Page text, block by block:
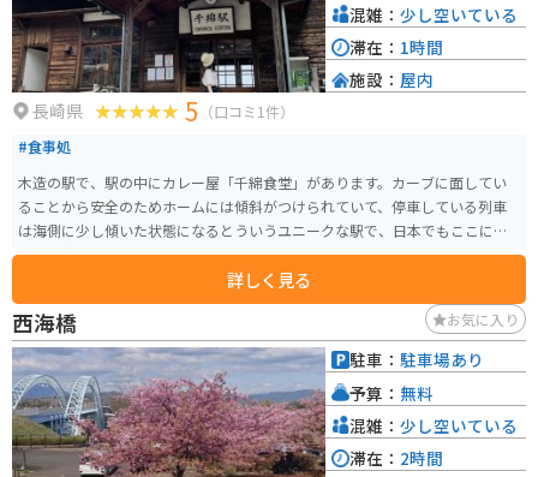
長崎県 5 （口コミ1件）
#食事処
木造の駅で、駅の中にカレー屋「千綿食堂」があります。カーブに面してい
ることから安全のためホームには傾斜がつけられていて、停車している列車
は海側に少し傾いた状態になるとういうユニークな駅で、日本でもここにし
かない珍しい駅と言われていています。
詳しく見る
混雑： 少し空いている
滞在： 1時間
施設： 屋内
西海橋 お気に入り
駐車： 駐車場あり
予算： 無料
混雑： 少し空いている
滞在： 2時間